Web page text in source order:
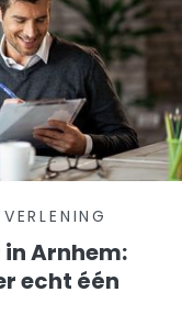
Arnhem:
echt één